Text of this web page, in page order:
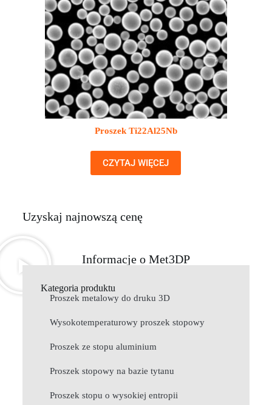
Proszek Ti22Al25Nb
CZYTAJ WIĘCEJ
Uzyskaj najnowszą cenę
Informacje o Met3DP
Kategoria produktu
Proszek metalowy do druku 3D
Wysokotemperaturowy proszek stopowy
Proszek ze stopu aluminium
Proszek stopowy na bazie tytanu
Proszek stopu o wysokiej entropii